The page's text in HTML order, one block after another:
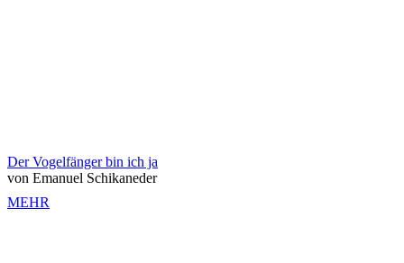
Der Vogelfänger bin ich ja
von Emanuel Schikaneder
MEHR